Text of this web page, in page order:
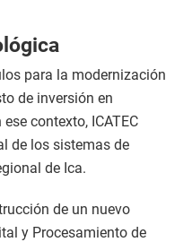
para la modernización
de inversión en
contexto, ICATEC
de los sistemas de
de Ica.
de un nuevo
y Procesamiento de